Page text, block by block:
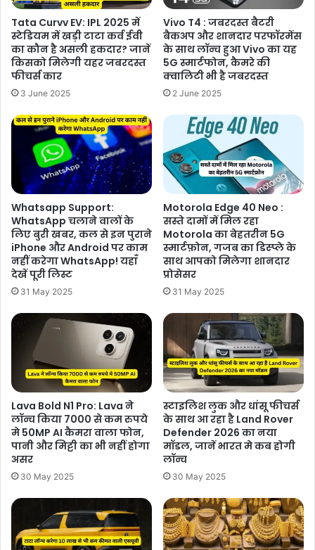
Tata Curvv EV: IPL 2025 में
स्टेडियम में खड़ी टाटा कर्व ईवी
का कौन है असली हकदार? जानें
किसको मिलेगी यहर जबरदस्त
फीचर्स कार
3 June 2025
Vivo T4 : जबरदस्त बैटरी
बैकअप और शानदार परफॉरमेंस
के साथ लॉन्च हुआ Vivo का यह
5G स्मार्टफोन, कैमरे की
क्वालिटी भी है जबरदस्त
2 June 2025
Whatsapp Support:
WhatsApp चलाने वालों के
लिए बुरी खबर, कल से इन पुराने
iPhone और Android पर काम
नहीं करेगा WhatsApp! यहाँ
देखें पूरी लिस्ट
31 May 2025
Motorola Edge 40 Neo :
सस्ते दामों में मिल रहा
Motorola का बेहतरीन 5G
स्मार्टफ़ोन, गजब का डिस्प्ले के
साथ आपको मिलेगा शानदार
प्रोसेसर
31 May 2025
Lava Bold N1 Pro: Lava ने
लॉन्च किया 7000 से कम रुपये
मे 50MP AI कैमरा वाला फोन,
पानी और मिट्टी का भी नहीं होगा
असर
30 May 2025
स्टाइलिश लुक और धांसू फीचर्स
के साथ आ रहा है Land Rover
Defender 2026 का नया
मॉडल, जानें भारत मे कब होगी
लॉन्च
30 May 2025